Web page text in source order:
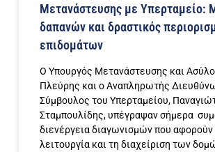
Μετανάστευσης με Υπερταμείο:
δαπανών και δραστικός
επιδομάτων
Ο Υπουργός Μετανάστευσης και
Πλεύρης και ο Αναπληρωτής
Σύμβουλος του Υπερταμείου,
Σταμπουλίδης, υπέγραψαν σήμερα
διενέργεια διαγωνισμών που αφορούν
λειτουργία και τη διαχείριση των